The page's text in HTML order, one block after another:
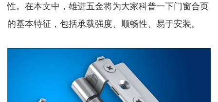
性。在本文中，雄进五金将为大家科普一下门窗合页
的基本特征，包括承载强度、顺畅性、易于安装。